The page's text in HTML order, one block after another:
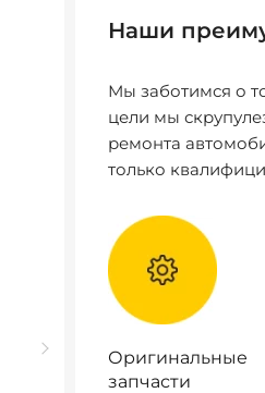
Наши
Мы заботимся о
цели мы
ремонта
только
Оригинальные
запчасти